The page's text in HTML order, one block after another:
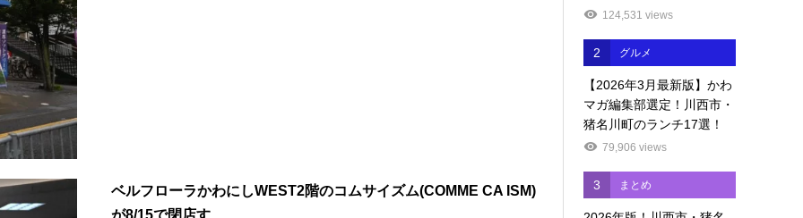
ベルフローラかわにしWEST2階のコムサイズム(COMME CA ISM)
124,531 views
2 グルメ
【2026年3月最新版】かわ
マガ編集部選定！川西市・
猪名川町のランチ17選！
79,906 views
3 まとめ